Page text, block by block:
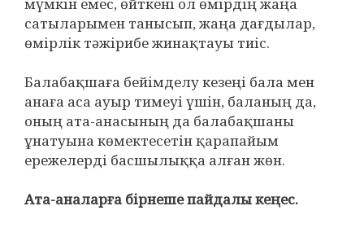
сатыларымен танысып, жаңа дағдылар,
өмірлік тәжірибе жинақтауы тиіс.
Балабақшаға бейімделу кезеңі бала мен
анаға аса ауыр тимеуі үшін, баланың да,
оның ата-анасының да балабақшаны
ұнатуына көмектесетін қарапайым
ережелерді басшылыққа алған жөн.
Ата-аналарға бірнеше пайдалы кеңес.